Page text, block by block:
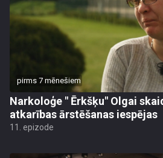
pirms 7 mēnešiem
Narkoloģe " Ērkšķu" Olgai
atkarības ārstēšanas iespējas
11. epizode